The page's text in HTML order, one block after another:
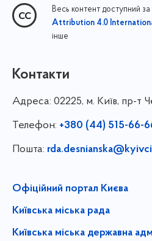
Весь контент доступний за
Attribution 4.0
інше
Контакти
Адреса: 02225, м. Київ, пр-т
Телефон: +380 (44) 515-66-
Пошта:
Офіційний портал Києва
Київська міська рада
Київська міська державна